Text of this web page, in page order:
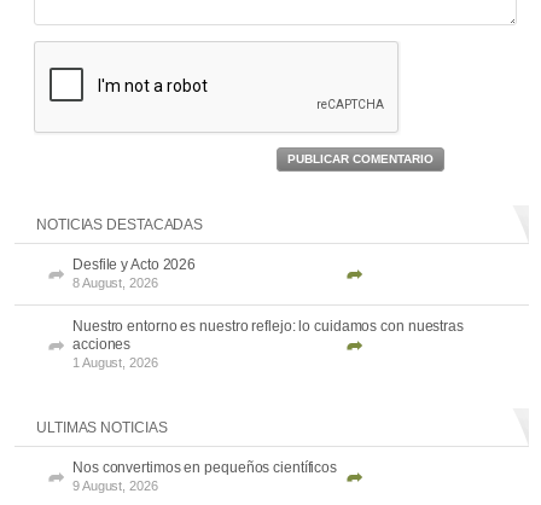
PUBLICAR COMENTARIO
NOTICIAS DESTACADAS
Desfile y Acto 2026
8 August, 2026
Nuestro entorno es nuestro reflejo: lo cuidamos con nuestras
acciones
1 August, 2026
ULTIMAS NOTICIAS
Nos convertimos en pequeños científicos
9 August, 2026